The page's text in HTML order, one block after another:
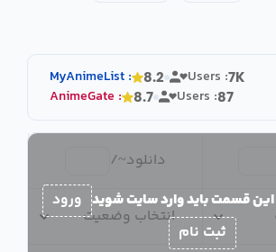
MyAnimeList : 8.2 Users :7K
AnimeGate : 8.7 Users :87
دانلود~
/
انتخاب وضعیت
این قسمت باید وارد سایت شوید ورود
ثبت نام